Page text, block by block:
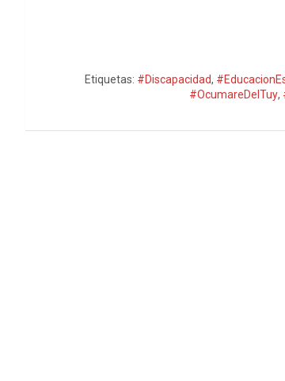
Etiquetas: #Discapacidad,
#OcumareDelTuy,